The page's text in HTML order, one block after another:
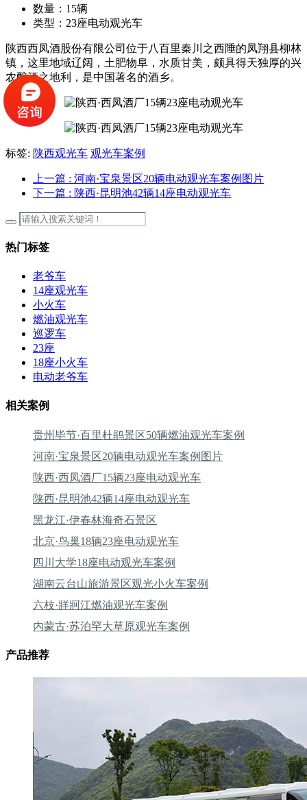
数量： 15辆
类型： 23座电动观光车
陕西西凤酒股份有限公司位于八百里秦川之西陲的凤翔县柳林
镇，这里地域辽阔，土肥物阜，水质甘美，颇具得天独厚的兴
农酿酒之地利，是中国著名的酒乡。
标签: 陕西观光车 观光车案例
上一篇 : 河南·宝泉景区20辆电动观光车案例图片
下一篇 : 陕西·昆明池42辆14座电动观光车
热门标签
老爷车
14座观光车
小火车
燃油观光车
巡逻车
23座
18座小火车
电动老爷车
相关案例
贵州毕节·百里杜鹃景区50辆燃油观光车案例
河南·宝泉景区20辆电动观光车案例图片
陕西·西凤酒厂15辆23座电动观光车
陕西·昆明池42辆14座电动观光车
黑龙江·伊春林海奇石景区
北京·鸟巢18辆23座电动观光车
四川大学18座电动观光车案例
湖南云台山旅游景区观光小火车案例
六枝·牂牁江燃油观光车案例
内蒙古·苏泊罕大草原观光车案例
产品推荐